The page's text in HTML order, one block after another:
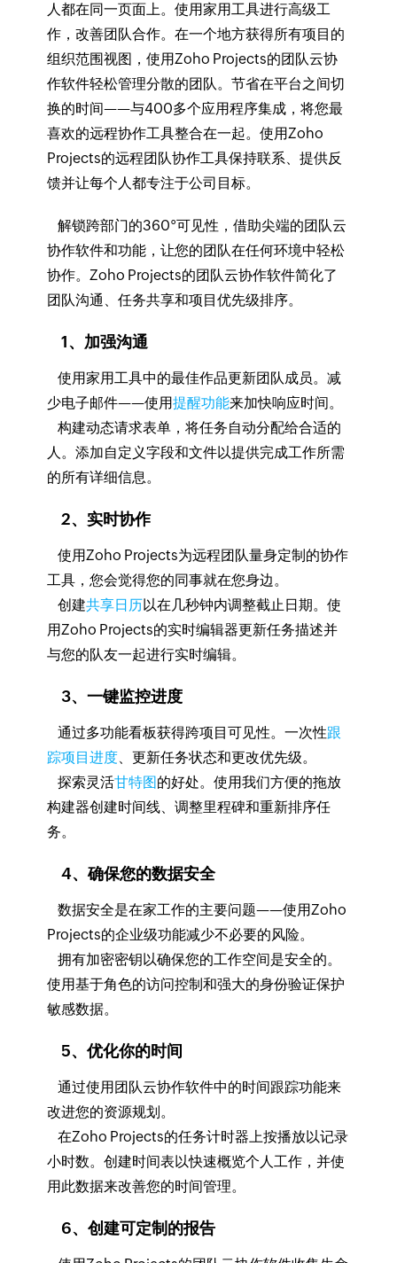
人都在同一页面上。使用家用工具进行高级工
作，改善团队合作。在一个地方获得所有项目的
组织范围视图，使用Zoho Projects的团队云协
作软件轻松管理分散的团队。节省在平台之间切
换的时间——与400多个应用程序集成，将您最
喜欢的远程协作工具整合在一起。使用Zoho
Projects的远程团队协作工具保持联系、提供反
馈并让每个人都专注于公司目标。
解锁跨部门的360°可见性，借助尖端的团队云
协作软件和功能，让您的团队在任何环境中轻松
协作。Zoho Projects的团队云协作软件简化了
团队沟通、任务共享和项目优先级排序。
1、加强沟通
使用家用工具中的最佳作品更新团队成员。减
少电子邮件——使用提醒功能来加快响应时间。
构建动态请求表单，将任务自动分配给合适的
人。添加自定义字段和文件以提供完成工作所需
的所有详细信息。
2、实时协作
使用Zoho Projects为远程团队量身定制的协作
工具，您会觉得您的同事就在您身边。
创建共享日历以在几秒钟内调整截止日期。使
用Zoho Projects的实时编辑器更新任务描述并
与您的队友一起进行实时编辑。
3、一键监控进度
通过多功能看板获得跨项目可见性。一次性跟
踪项目进度、更新任务状态和更改优先级。
探索灵活甘特图的好处。使用我们方便的拖放
构建器创建时间线、调整里程碑和重新排序任
务。
4、确保您的数据安全
数据安全是在家工作的主要问题——使用Zoho
Projects的企业级功能减少不必要的风险。
拥有加密密钥以确保您的工作空间是安全的。
使用基于角色的访问控制和强大的身份验证保护
敏感数据。
5、优化你的时间
通过使用团队云协作软件中的时间跟踪功能来
改进您的资源规划。
在Zoho Projects的任务计时器上按播放以记录
小时数。创建时间表以快速概览个人工作，并使
用此数据来改善您的时间管理。
6、创建可定制的报告